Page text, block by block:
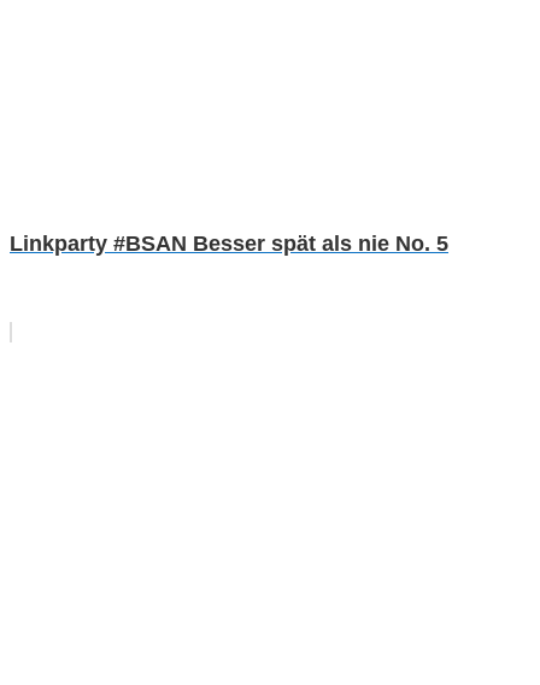
Linkparty #BSAN Besser spät als nie No. 5